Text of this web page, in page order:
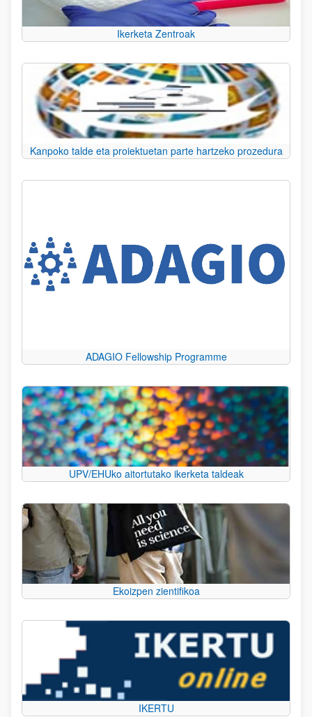
Ikerketa Zentroak
Kanpoko talde eta proiektuetan parte hartzeko prozedura
ADAGIO Fellowship Programme
UPV/EHUko aitortutako ikerketa taldeak
Ekoizpen zientifikoa
IKERTU